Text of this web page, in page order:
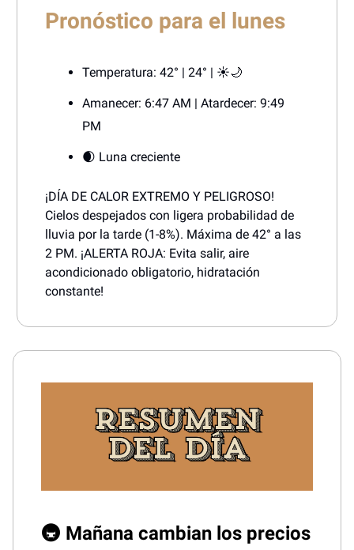
Pronóstico para el lunes
Temperatura: 42° | 24° | ☀️🌙
Amanecer: 6:47 AM | Atardecer: 9:49
PM
🌒 Luna creciente
¡DÍA DE CALOR EXTREMO Y PELIGROSO!
Cielos despejados con ligera probabilidad de
lluvia por la tarde (1-8%). Máxima de 42° a las
2 PM. ¡ALERTA ROJA: Evita salir, aire
acondicionado obligatorio, hidratación
constante!
🚇 Mañana cambian los precios